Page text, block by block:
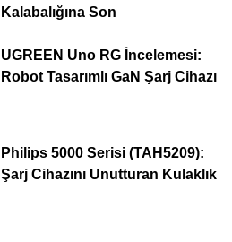
Kalabalığına Son
UGREEN Uno RG İncelemesi:
Robot Tasarımlı GaN Şarj Cihazı
Philips 5000 Serisi (TAH5209):
Şarj Cihazını Unutturan Kulaklık